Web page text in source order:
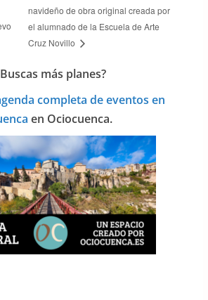
navideño de obra original creada por
el alumnado de la Escuela de Arte
Cruz Novillo
más planes?
completa de eventos en
en Ociocuenca.